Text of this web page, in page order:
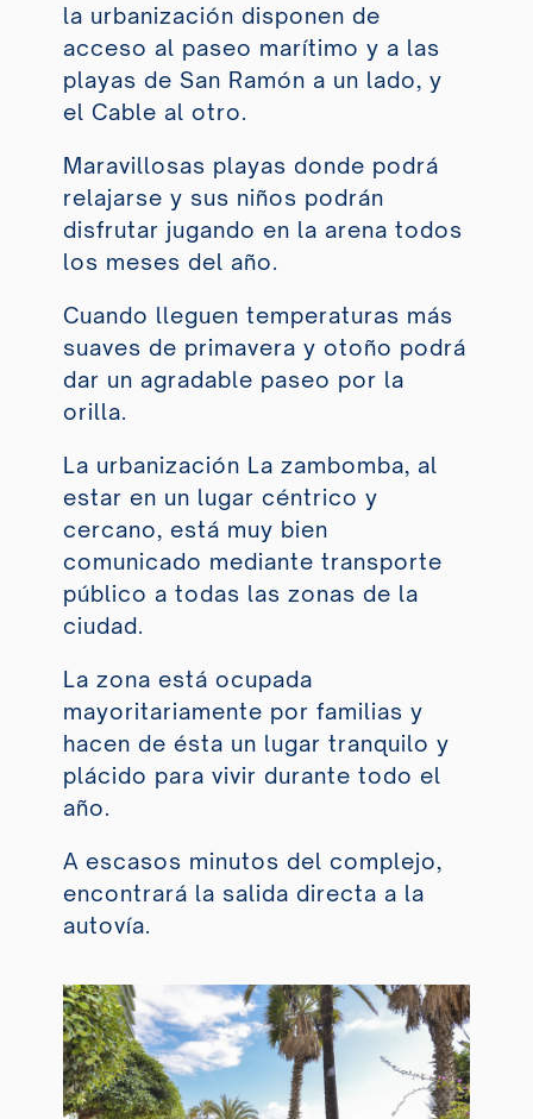
la urbanización disponen de
acceso al paseo marítimo y a las
playas de San Ramón a un lado, y
el Cable al otro.
Maravillosas playas donde podrá
relajarse y sus niños podrán
disfrutar jugando en la arena todos
los meses del año.
Cuando lleguen temperaturas más
suaves de primavera y otoño podrá
dar un agradable paseo por la
orilla.
La urbanización La zambomba, al
estar en un lugar céntrico y
cercano, está muy bien
comunicado mediante transporte
público a todas las zonas de la
ciudad.
La zona está ocupada
mayoritariamente por familias y
hacen de ésta un lugar tranquilo y
plácido para vivir durante todo el
año.
A escasos minutos del complejo,
encontrará la salida directa a la
autovía.